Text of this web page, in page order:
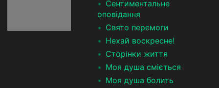
Сентиментальне
оповідання
Свято перемоги
Нехай воскресне!
Сторінки життя
Моя душа сміється
Моя душа болить